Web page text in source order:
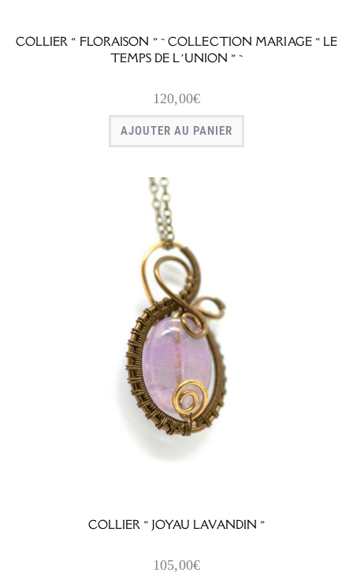
COLLIER « FLORAISON » ~ COLLECTION MARIAGE « LE
TEMPS DE L’UNION » ~
120,00€
AJOUTER AU PANIER
COLLIER « JOYAU LAVANDIN »
105,00€